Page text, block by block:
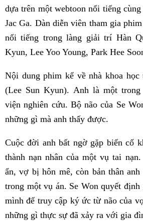
dựa trên một webtoon nổi tiếng
Jac Ga. Dàn diễn viên tham gia
nổi tiếng trong làng giải trí Hàn
Kyun, Lee Yoo Young, Park Hee
Nội dung phim kể về nhà khoa học
(Lee Sun Kyun). Anh là một
viện nghiên cứu. Bộ não của Se
những gì mà anh thấy được.
Cuộc đời anh bất ngờ gặp biến cố
thành nạn nhân của một vụ tai
ẩn, vợ bị hôn mê, còn bản thân
trong một vụ án. Se Won quyết
mình để truy cập ký ức từ não của
những gì thực sự đã xảy ra với gia